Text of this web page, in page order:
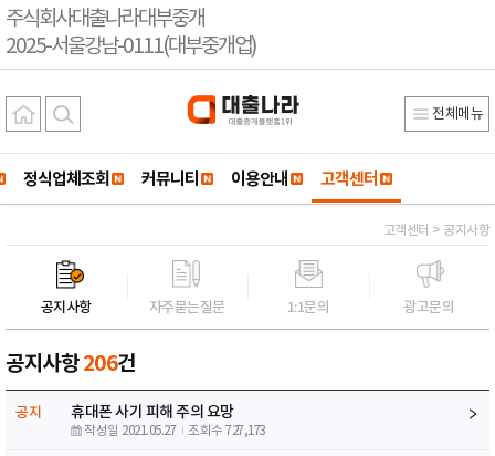
주식회사대출나라대부중개
2025-서울강남-0111(대부중개업)
전체메뉴
정식업체조회 커뮤니티 이용안내 고객센터
고객센터 > 공지사항
공지사항 자주묻는질문 1:1문의 광고문의
공지사항206건
공지 휴대폰 사기 피해 주의 요망
작성일 2021.05.27 조회수 727,173